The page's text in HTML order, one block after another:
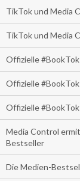
TikTok und Media
TikTok und Media
Offizielle
Offizielle
Offizielle
Media Control
Bestseller
Die Medien-